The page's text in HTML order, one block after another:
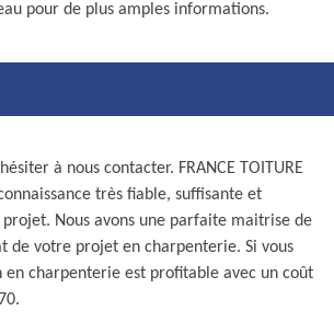
pour de plus amples informations.
à nous contacter. FRANCE TOITURE
très fiable, suffisante et
Nous avons une parfaite maitrise de
de votre projet en charpenterie. Si vous
charpenterie est profitable avec un coût